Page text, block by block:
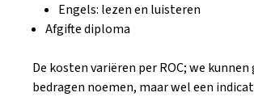
Engels: lezen en luisteren
Afgifte diploma
De kosten variëren per ROC; we kunnen
bedragen noemen, maar wel een